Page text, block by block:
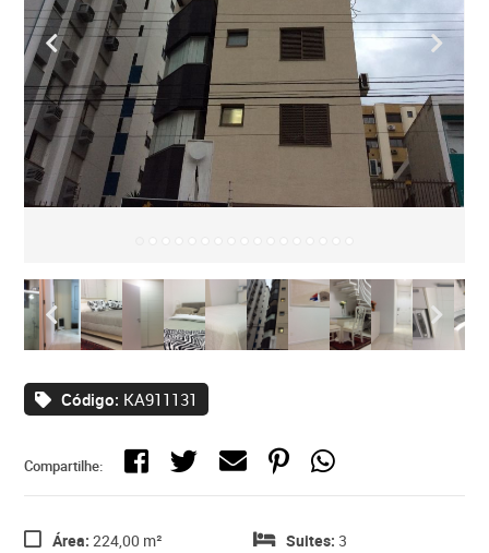
Código: KA911131
Compartilhe:
Área: 224,00 m² Suites: 3